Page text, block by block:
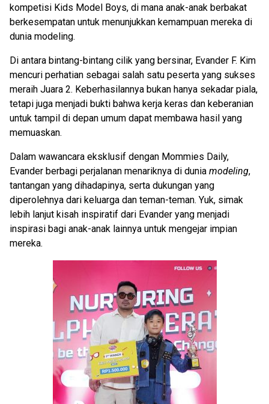
kompetisi Kids Model Boys, di mana anak-anak berbakat
berkesempatan untuk menunjukkan kemampuan mereka di
dunia modeling.
Di antara bintang-bintang cilik yang bersinar, Evander F. Kim
mencuri perhatian sebagai salah satu peserta yang sukses
meraih Juara 2. Keberhasilannya bukan hanya sekadar piala,
tetapi juga menjadi bukti bahwa kerja keras dan keberanian
untuk tampil di depan umum dapat membawa hasil yang
memuaskan.
Dalam wawancara eksklusif dengan Mommies Daily,
Evander berbagi perjalanan menariknya di dunia modeling,
tantangan yang dihadapinya, serta dukungan yang
diperolehnya dari keluarga dan teman-teman. Yuk, simak
lebih lanjut kisah inspiratif dari Evander yang menjadi
inspirasi bagi anak-anak lainnya untuk mengejar impian
mereka.